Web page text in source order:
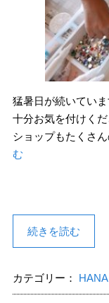
猛暑日が続いてい
十分お気を付けく
ショップもたくさ
む
続きを読む
カテゴリー：